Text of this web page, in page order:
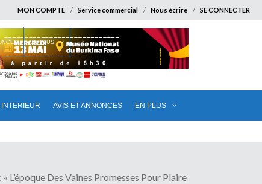
MON COMPTE Service commercial Nous écrire SE CONNECTER
AVIS ET ANNONCES EN PLUS
EN PLUS
Des Vaines Promesses Pour Plaire